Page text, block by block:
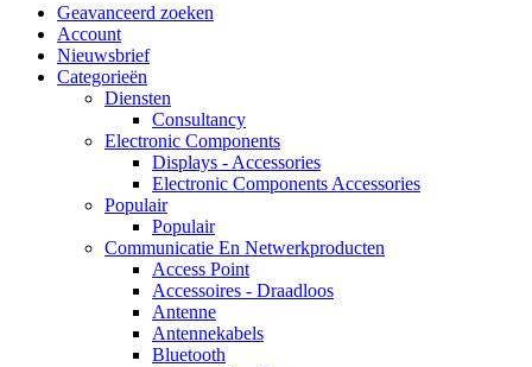
Geavanceerd zoeken
Account
Nieuwsbrief
Categorieën
Diensten
Consultancy
Electronic Components
Displays - Accessories
Electronic Components Accessories
Populair
Populair
Communicatie En Netwerkproducten
Access Point
Accessoires - Draadloos
Antenne
Antennekabels
Bluetooth